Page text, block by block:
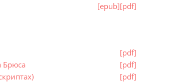
[epub][pdf]
[pdf]
Брюса
[pdf]
[pdf]